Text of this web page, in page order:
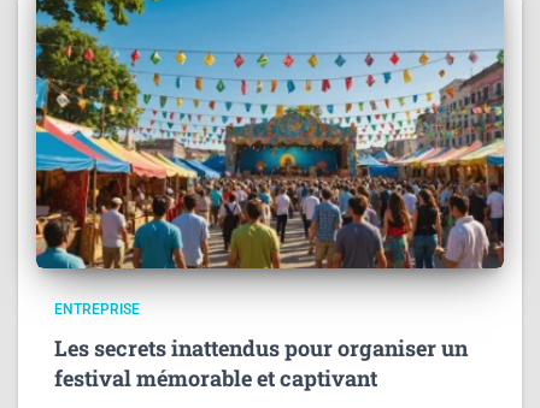
ENTREPRISE
Les secrets inattendus pour organiser un
festival mémorable et captivant